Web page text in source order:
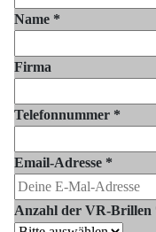
Name *
Firma
Telefonnummer *
Email-Adresse *
Anzahl der VR-Brillen